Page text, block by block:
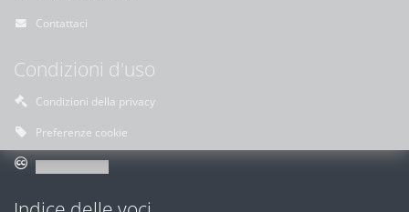
Contattaci
Condizioni d'uso
Condizioni della privacy
Preferenze cookie